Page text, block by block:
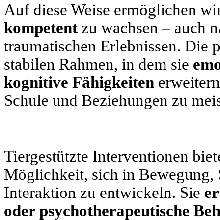
Auf diese Weise ermöglichen
kompetent zu wachsen – auch
traumatischen Erlebnissen. Die
stabilen Rahmen, in dem sie
kognitive Fähigkeiten
Schule und Beziehungen zu
Tiergestützte Interventionen
Möglichkeit, sich in Bewegung,
Interaktion zu entwickeln. Sie
oder psychotherapeutische